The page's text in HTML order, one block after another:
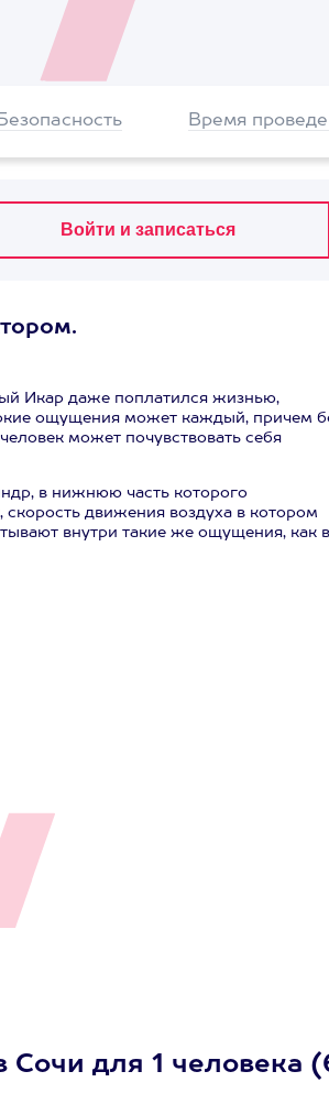
Безопасность Время
Икар даже поплатился жизнью,
ощущения может каждый, причем
может почувствовать себя
в нижнюю часть которого
движения воздуха в котором
внутри такие же ощущения, как в
Сочи для 1 человека